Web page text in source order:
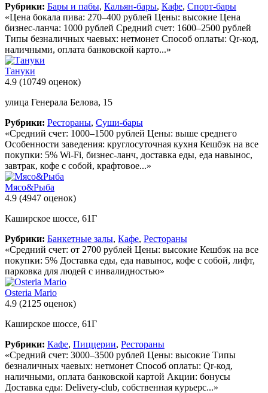
Рубрики: Бары и пабы, Кальян-бары, Кафе, Спорт-бары
«Цена бокала пива: 270–400 рублей Цены: высокие Цена
бизнес-ланча: 1000 рублей Средний счет: 1600–2500 рублей
Типы безналичных чаевых: нетмонет Способ оплаты: Qr-код,
наличными, оплата банковской карто...»
Тануки
4.9 (10749 оценок)
улица Генерала Белова, 15
Рубрики: Рестораны, Суши-бары
«Средний счет: 1000–1500 рублей Цены: выше среднего
Особенности заведения: круглосуточная кухня Кешбэк на все
покупки: 5% Wi-Fi, бизнес-ланч, доставка еды, еда навынос,
завтрак, кофе с собой, крафтовое...»
Мясо&Рыба
4.9 (4947 оценок)
Каширское шоссе, 61Г
Рубрики: Банкетные залы, Кафе, Рестораны
«Средний счет: от 2700 рублей Цены: высокие Кешбэк на все
покупки: 5% Доставка еды, еда навынос, кофе с собой, лифт,
парковка для людей с инвалидностью»
Osteria Mario
4.9 (2125 оценок)
Каширское шоссе, 61Г
Рубрики: Кафе, Пиццерии, Рестораны
«Средний счет: 3000–3500 рублей Цены: высокие Типы
безналичных чаевых: нетмонет Способ оплаты: Qr-код,
наличными, оплата банковской картой Акции: бонусы
Доставка еды: Delivery-club, собственная курьерс...»